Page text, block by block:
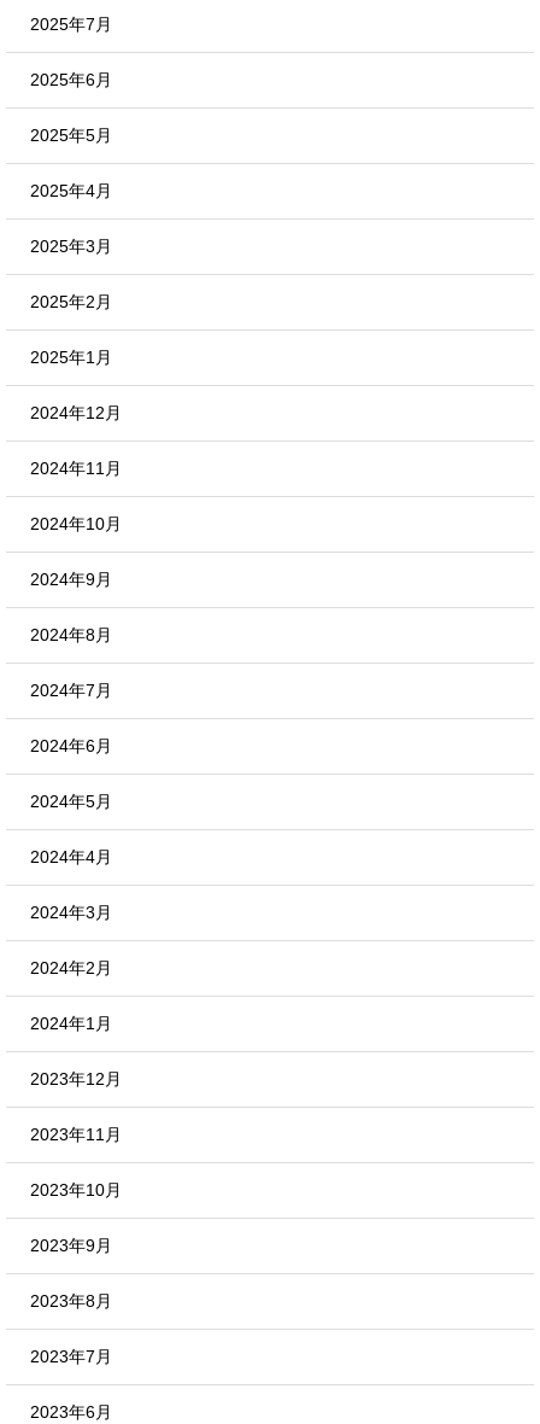
2025年7月
2025年6月
2025年5月
2025年4月
2025年3月
2025年2月
2025年1月
2024年12月
2024年11月
2024年10月
2024年9月
2024年8月
2024年7月
2024年6月
2024年5月
2024年4月
2024年3月
2024年2月
2024年1月
2023年12月
2023年11月
2023年10月
2023年9月
2023年8月
2023年7月
2023年6月